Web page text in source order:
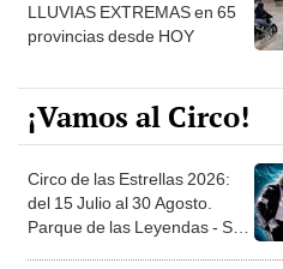
LLUVIAS EXTREMAS en 65
provincias desde HOY
¡Vamos al Circo!
Circo de las Estrellas 2026:
del 15 Julio al 30 Agosto.
Parque de las Leyendas - San